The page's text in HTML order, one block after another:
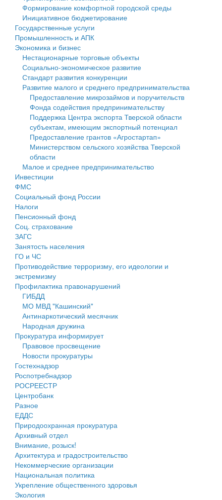
Государственные услуги
Промышленность и АПК
Экономика и бизнес
Символика
Устав
Гостям округа
Туризм
Культура
Образование
Здравоохранение
Социальная защита
Фотоальбом
муниципального округа Тверской области
Администрация Кашинского муниципального округа
Тверской области
Управление сельскими территориями
Открытые данные
Работа с обращениями граждан
Муниципальный контроль
Муниципальные услуги
Проекты административных регламентов
Антимонопольный комплаенс
Противодействие коррупции
Финансовое управление
Бюджет для граждан
Имущество
Выявление правообладателей ранее учтенных
объектов недвижимости
Имущественная поддержка субъектов малого и
среднего предпринимательства
Информационная поддержка субъектов малого и
среднего предпринимательства
Муниципальные программы
Контрольно-счетная палата
Персональные данные
Оценка регулирующего воздействия
Деятельность МУ
Нормативы градостроительного проектирования
Правила землепользования и застройки
Генеральные планы
Проекты планировки территории
Собрание депутатов
Городское поселение
Сельские поселения
Формирование комфортной городской среды
Инициативное бюджетирование
Государственные услуги
Промышленность и АПК
Экономика и бизнес
Нестационарные торговые объекты
Социально-экономическое развитие
Стандарт развития конкуренции
Развитие малого и среднего предпринимательства
Предоставление микрозаймов и поручительств
Фонда содействия предпринимательству
Поддержка Центра экспорта Тверской области
субъектам, имеющим экспортный потенциал
Предоставление грантов «Агростартап»
Министерством сельского хозяйства Тверской
области
Малое и среднее предпринимательство
Инвестиции
ФМС
Социальный фонд России
Налоги
Пенсионный фонд
Соц. страхование
ЗАГС
Занятость населения
ГО и ЧС
Противодействие терроризму, его идеологии и
экстремизму
Профилактика правонарушений
ГИБДД
МО МВД "Кашинский"
Антинаркотический месячник
Народная дружина
Прокуратура информирует
Правовое просвещение
Новости прокуратуры
Гостехнадзор
Роспотребнадзор
РОСРЕЕСТР
Центробанк
Разное
ЕДДС
Природоохранная прокуратура
Архивный отдел
Внимание, розыск!
Архитектура и градостроительство
Некоммерческие организации
Национальная политика
Укрепление общественного здоровья
Экология